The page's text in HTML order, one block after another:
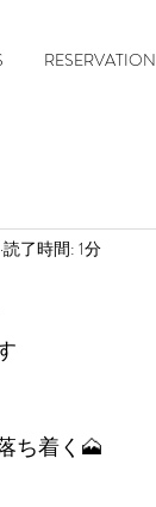
RESERVATION
読了時間: 1分
ち着く🗻